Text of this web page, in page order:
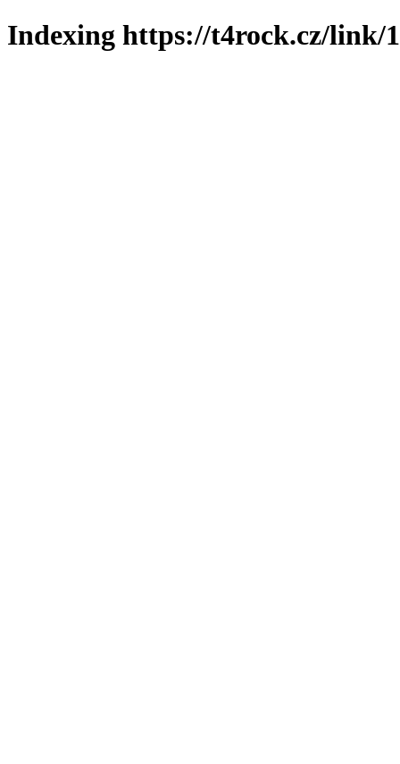
Indexing https://t4rock.cz/link/